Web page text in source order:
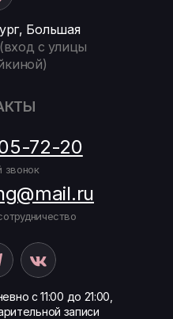
72-20
звонок
с 11:00 до 21:00,
записи
Большая
(вход с улицы